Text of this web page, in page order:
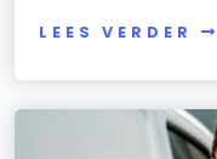
LEES VERDER